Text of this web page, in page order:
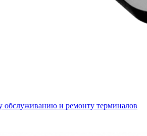
обслуживанию и ремонту терминалов